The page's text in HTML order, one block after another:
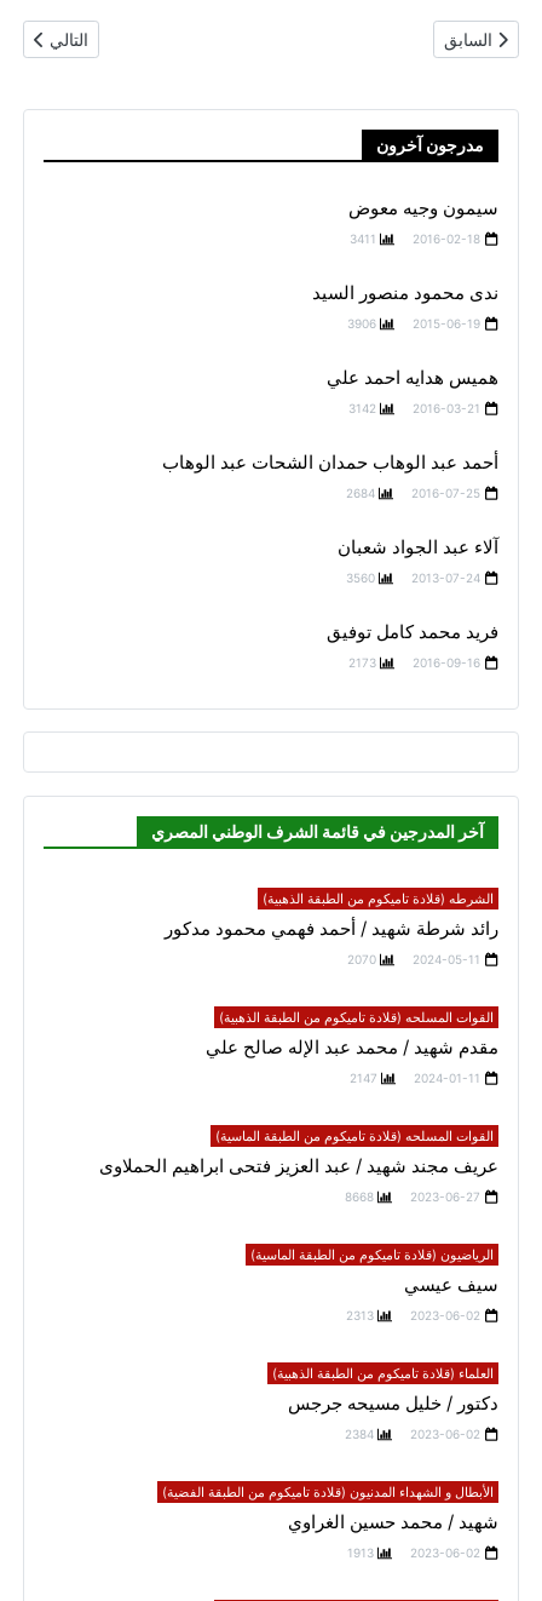
المقال السابق: أميرة ابراهيم عراقي علي عراقي
السابق المقال
التالي
مدرجون آخرون
سيمون وجيه معوض
2016-02-18
3411
ندى محمود منصور السيد
2015-06-19
3906
هميس هدايه احمد علي
2016-03-21
3142
أحمد عبد الوهاب حمدان الشحات عبد الوهاب
2016-07-25
2684
آلاء عبد الجواد شعبان
2013-07-24
3560
فريد محمد كامل توفيق
2016-09-16
2173
آخر المدرجين في قائمة الشرف الوطني المصري
الشرطه (قلادة تاميكوم من الطبقة الذهبية)
رائد شرطة شهيد / أحمد فهمي محمود مدكور
2024-05-11
2070
القوات المسلحه (قلادة تاميكوم من الطبقة الذهبية)
مقدم شهيد / محمد عبد الإله صالح علي
2024-01-11
2147
القوات المسلحه (قلادة تاميكوم من الطبقة الماسية)
عريف مجند شهيد / عبد العزيز فتحى ابراهيم الحملاوى
2023-06-27
8668
الرياضيون (قلادة تاميكوم من الطبقة الماسية)
سيف عيسي
2023-06-02
2313
العلماء (قلادة تاميكوم من الطبقة الذهبية)
دكتور / خليل مسيحه جرجس
2023-06-02
2384
الأبطال و الشهداء المدنيون (قلادة تاميكوم من الطبقة الفضية)
شهيد / محمد حسين الغراوي
2023-06-02
1913